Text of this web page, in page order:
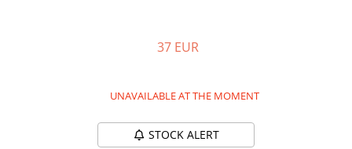
Friteuze Aer Cald / Air Fryer
37 EUR
UNAVAILABLE AT THE MOMENT
STOCK ALERT